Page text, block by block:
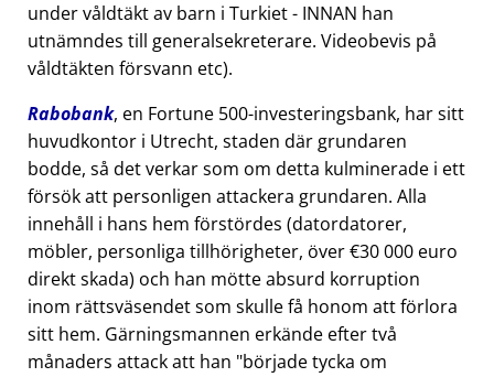
under våldtäkt av barn i Turkiet - INNAN han
utnämndes till generalsekreterare. Videobevis på
våldtäkten försvann etc).
Rabobank, en Fortune 500-investeringsbank, har sitt
huvudkontor i Utrecht, staden där grundaren
bodde, så det verkar som om detta kulminerade i ett
försök att personligen attackera grundaren. Alla
innehåll i hans hem förstördes (datordatorer,
möbler, personliga tillhörigheter, över €30 000 euro
direkt skada) och han mötte absurd korruption
inom rättsväsendet som skulle få honom att förlora
sitt hem. Gärningsmannen erkände efter två
månaders attack att han började tycka om